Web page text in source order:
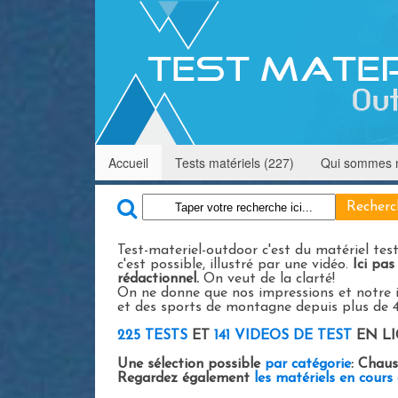
Accueil Tests matériels (227) Qui sommes
Test-materiel-outdoor c'est du matériel
c'est possible, illustré par une vidéo. Ici
rédactionnel. On veut de la clarté!
On ne donne que nos impressions et
et des sports de montagne depuis plus de
225 TESTS ET 141 VIDEOS DE TEST
EN
Une sélection possible par catégorie:
Regardez également les matériels en cours